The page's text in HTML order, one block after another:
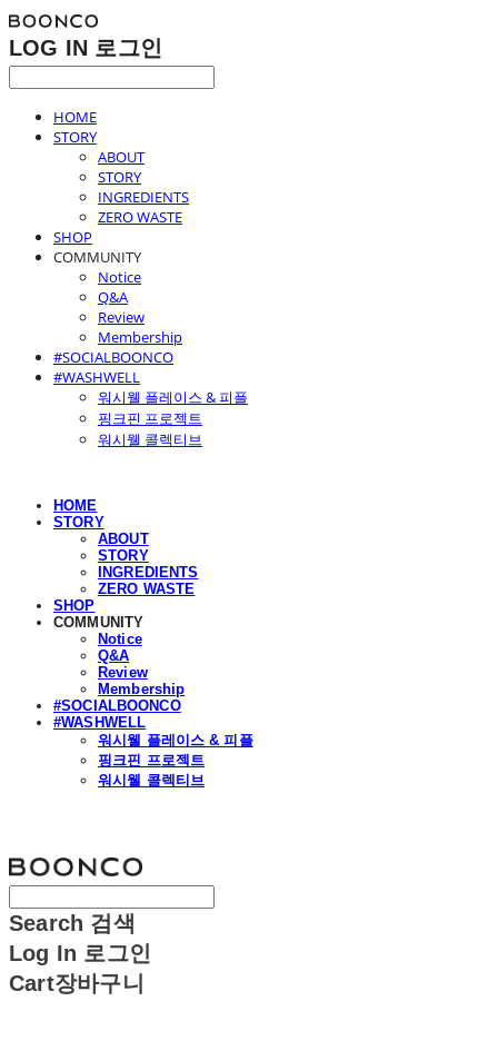
LOG IN 로그인
HOME
STORY
ABOUT
STORY
INGREDIENTS
ZERO WASTE
SHOP
COMMUNITY
Notice
Q&A
Review
Membership
#SOCIALBOONCO
#WASHWELL
워시웰 플레이스 & 피플
핑크핀 프로젝트
워시웰 콜렉티브
HOME
STORY
ABOUT
STORY
INGREDIENTS
ZERO WASTE
SHOP
COMMUNITY
Notice
Q&A
Review
Membership
#SOCIALBOONCO
#WASHWELL
워시웰 플레이스 & 피플
핑크핀 프로젝트
워시웰 콜렉티브
Search 검색
Log In 로그인
Cart장바구니